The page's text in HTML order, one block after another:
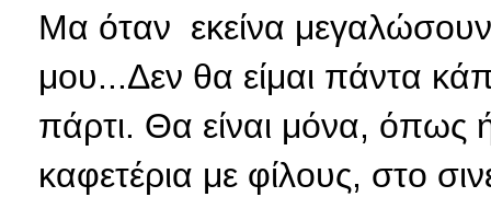
Μα όταν εκείνα μεγαλώσουν
μου...Δεν θα είμαι πάντα
πάρτι. Θα είναι μόνα, όπως
καφετέρια με φίλους, στο